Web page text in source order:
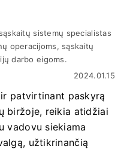
sistemų specialistas
operacijoms, sąskaitų
darbo eigoms.
2024.01.15
patvirtinant paskyrą
biržoje, reikia atidžiai
vadovu siekiama
užtikrinančią